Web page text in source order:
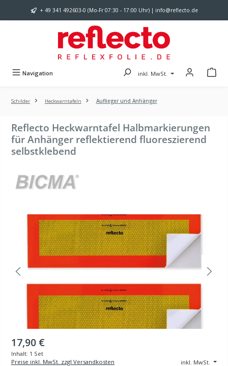
Zum Hauptinhalt springen
+ 49 341 492603-0 (Mo-Fr 07:30 - 17:00 Uhr) | info@reflecto.de
Navigation inkl. MwSt.
Schilder Heckwarntafeln Auflieger und Anhänger
Reflecto Heckwarntafel Halbmarkierungen
für Anhänger reflektierend fluoreszierend
selbstklebend
17,90 €
Inhalt: 1 Set
inkl. MwSt.
Preise inkl. MwSt. zzgl Versandkosten